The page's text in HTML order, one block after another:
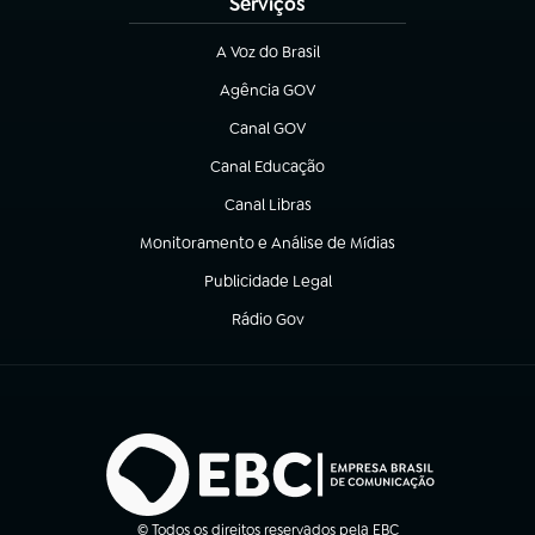
A Voz do Brasil
(abre em nova aba)
Agência GOV
(abre em nova aba)
Canal GOV
(abre em nova aba)
Canal Educação
(abre em nova aba)
Canal Libras
(abre em nova aba)
Monitoramento e Análise de Mídias
(abre em nova aba)
Publicidade Legal
(abre em nova aba)
Rádio Gov
(abre em nova aba)
© Todos os direitos reservados pela EBC